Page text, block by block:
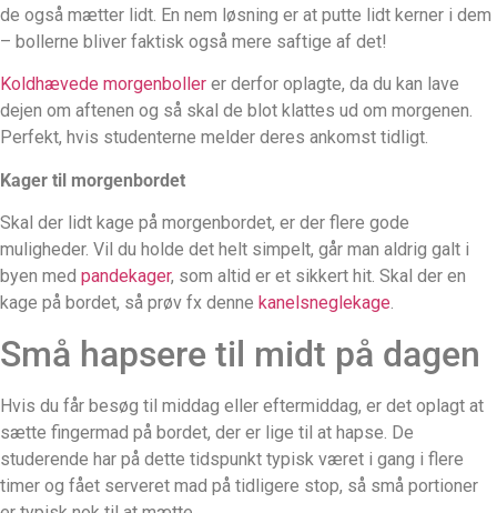
de også mætter lidt. En nem løsning er at putte lidt kerner i dem
– bollerne bliver faktisk også mere saftige af det!
Koldhævede morgenboller er derfor oplagte, da du kan lave
dejen om aftenen og så skal de blot klattes ud om morgenen.
Perfekt, hvis studenterne melder deres ankomst tidligt.
Kager til morgenbordet
Skal der lidt kage på morgenbordet, er der flere gode
muligheder. Vil du holde det helt simpelt, går man aldrig galt i
byen med pandekager, som altid er et sikkert hit. Skal der en
kage på bordet, så prøv fx denne kanelsneglekage.
Små hapsere til midt på dagen
Hvis du får besøg til middag eller eftermiddag, er det oplagt at
sætte fingermad på bordet, der er lige til at hapse. De
studerende har på dette tidspunkt typisk været i gang i flere
timer og fået serveret mad på tidligere stop, så små portioner